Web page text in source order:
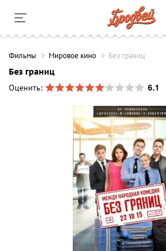
Фильмы Мировое кино Без границ
Без границ
Оценить:
6.1